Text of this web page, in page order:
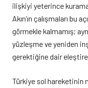
ilişkiyi yeterince
Akın’ın çalışmaları bu
görmekle kalmamış;
yüzleşme ve yeniden
gerektiğine dair eleştirel
Türkiye sol hareketinin